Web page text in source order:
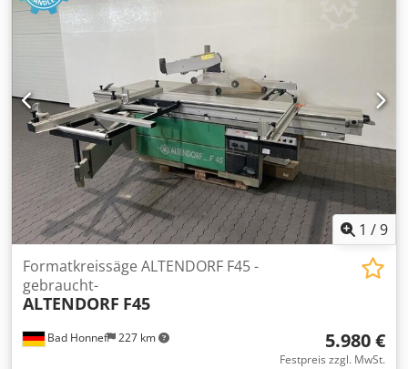
Hand und Fussfernbedienung mit
Geschwindigkeitsanzeige sehr robust
1 /9
Bad Honnef 227 km
Formatkreissäge ALTENDORF F45 -
gebraucht-
ALTENDORF F45
5.980 €
Festpreis zzgl. MwSt.